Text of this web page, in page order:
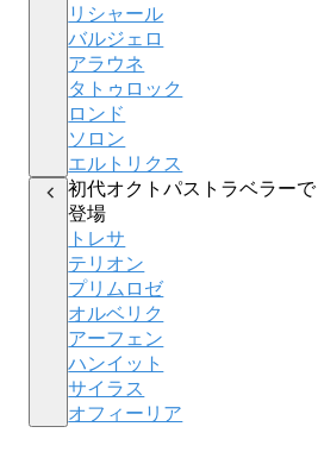
リシャール
バルジェロ
アラウネ
タトゥロック
ロンド
ソロン
エルトリクス
初代オクトパストラベラーで
登場
トレサ
テリオン
プリムロゼ
オルベリク
アーフェン
ハンイット
サイラス
オフィーリア